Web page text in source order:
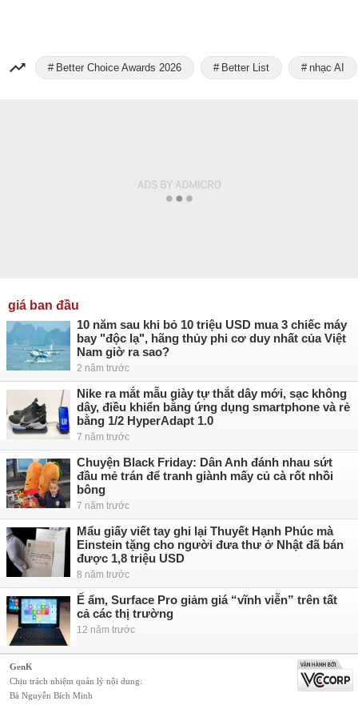
Better Choice Awards 2026 Better List nhạc AI
giá ban đầu
10 năm sau khi bỏ 10 triệu USD mua 3 chiếc máy
bay "độc lạ", hãng thủy phi cơ duy nhất của Việt
Nam giờ ra sao?
2 năm trước
Nike ra mắt mẫu giày tự thắt dây mới, sạc không
dây, điều khiển bằng ứng dụng smartphone và rẻ
bằng 1/2 HyperAdapt 1.0
7 năm trước
Chuyện Black Friday: Dân Anh đánh nhau sứt
đầu mẻ trán để tranh giành mấy củ cà rốt nhồi
bông
7 năm trước
Mẩu giấy viết tay ghi lại Thuyết Hạnh Phúc mà
Einstein tặng cho người đưa thư ở Nhật đã bán
được 1,8 triệu USD
8 năm trước
Ế ẩm, Surface Pro giảm giá “vĩnh viễn” trên tất
cả các thị trường
12 năm trước
GenK
Chịu trách nhiệm quản lý nội dung:
Bà Nguyễn Bích Minh